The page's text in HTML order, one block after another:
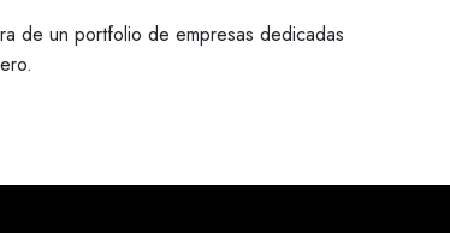
de un portfolio de empresas dedicadas